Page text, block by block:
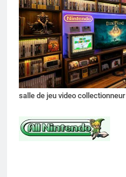
salle de jeu video collectionneur